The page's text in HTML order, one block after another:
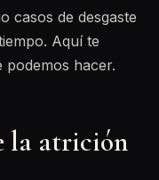
casos de desgaste
Aquí te
hacer.
la atrición